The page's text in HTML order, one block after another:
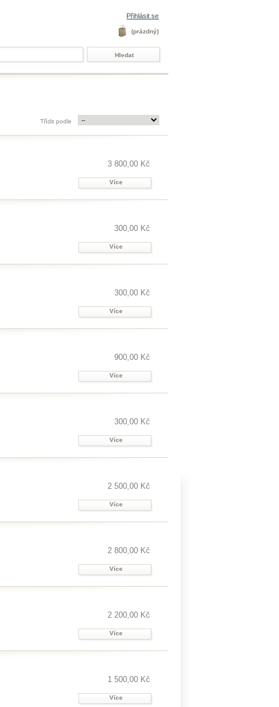
Přihlásit se
(prázdný)
Třídit podle
3 800,00 Kč
Více
300,00 Kč
Více
300,00 Kč
Více
900,00 Kč
Více
300,00 Kč
Více
2 500,00 Kč
Více
2 800,00 Kč
Více
2 200,00 Kč
Více
1 500,00 Kč
Více